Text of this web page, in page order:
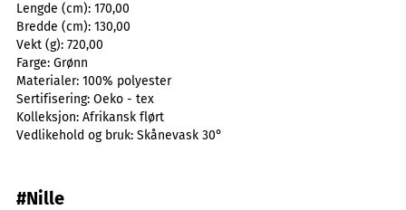
Lengde (cm): 170,00
Bredde (cm): 130,00
Vekt (g): 720,00
Farge: Grønn
Materialer: 100% polyester
Sertifisering: Oeko - tex
Kolleksjon: Afrikansk flørt
Vedlikehold og bruk: Skånevask 30°
#Nille